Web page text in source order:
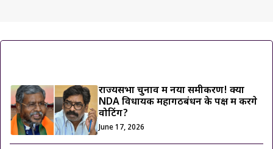
राज्यसभा चुनाव में नया समीकरण! क्या
NDA विधायक महागठबंधन के पक्ष में करेंगे
वोटिंग?
June 17, 2026